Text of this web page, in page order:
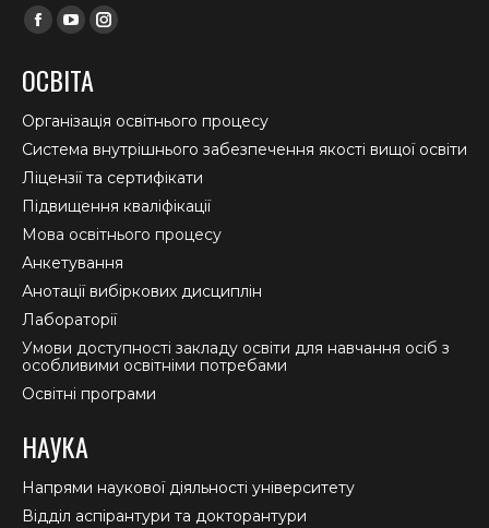
Find us on:
Facebook
opens
in
new
window
YouTube
opens
in
new
window
Instagram
in
new
window
ОСВІТА
Організація освітнього процесу
Система внутрішнього забезпечення якості вищої освіти
Ліцензії та сертифікати
Підвищення кваліфікації
Мова освітнього процесу
Анкетування
Анотації вибіркових дисциплін
Лабораторії
Умови доступності закладу освіти для навчання осіб з
особливими освітніми потребами
Освітні програми
НАУКА
Напрями наукової діяльності університету
Відділ аспірантури та докторантури